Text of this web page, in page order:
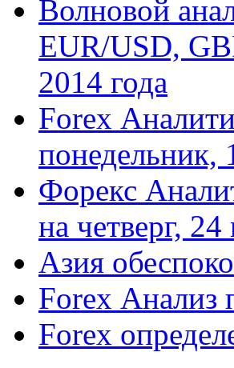
Волновой
EUR/USD,
2014 года
Forex
понедельник,
Форекс
на четверг,
Азия
Forex Анализ
Forex